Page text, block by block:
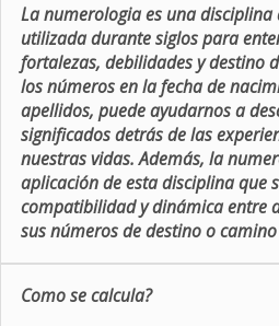
La numerologia es una
utilizada durante siglos para
fortalezas, debilidades y destino
los números en la fecha de
apellidos, puede ayudarnos a
significados detrás de las
nuestras vidas. Además, la
aplicación de esta disciplina que
compatibilidad y dinámica entre
sus números de destino o
Como se calcula?